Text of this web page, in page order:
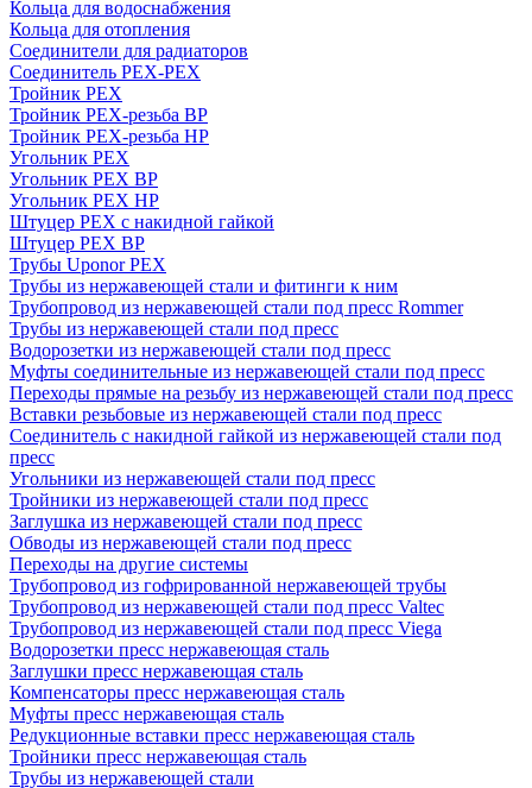
Кольца для водоснабжения
Кольца для отопления
Соединители для радиаторов
Соединитель PEX-PEX
Тройник PEX
Тройник PEX-резьба ВР
Тройник PEX-резьба НР
Угольник PEX
Угольник PEX ВР
Угольник PEX НР
Штуцер PEX c накидной гайкой
Штуцер PEX ВР
Трубы Uponor PEX
Трубы из нержавеющей стали и фитинги к ним
Трубопровод из нержавеющей стали под пресс Rommer
Трубы из нержавеющей стали под пресс
Водорозетки из нержавеющей стали под пресс
Муфты соединительные из нержавеющей стали под пресс
Переходы прямые на резьбу из нержавеющей стали под пресс
Вставки резьбовые из нержавеющей стали под пресс
Соединитель с накидной гайкой из нержавеющей стали под
пресс
Угольники из нержавеющей стали под пресс
Тройники из нержавеющей стали под пресс
Заглушка из нержавеющей стали под пресс
Обводы из нержавеющей стали под пресс
Переходы на другие системы
Трубопровод из гофрированной нержавеющей трубы
Трубопровод из нержавеющей стали под пресс Valtec
Трубопровод из нержавеющей стали под пресс Viega
Водорозетки пресс нержавеющая сталь
Заглушки пресс нержавеющая сталь
Компенсаторы пресс нержавеющая сталь
Муфты пресс нержавеющая сталь
Редукционные вставки пресс нержавеющая сталь
Тройники пресс нержавеющая сталь
Трубы из нержавеющей стали